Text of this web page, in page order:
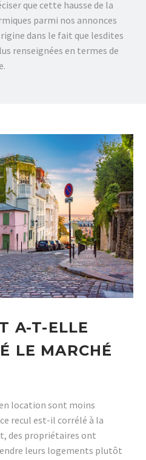
que cette hausse de la
parmi nos annonces
dans le fait que lesdites
renseignées en termes de
A-T-ELLE
LE MARCHÉ
location sont moins
recul est-il corrélé à la
des propriétaires ont
leurs logements plutôt